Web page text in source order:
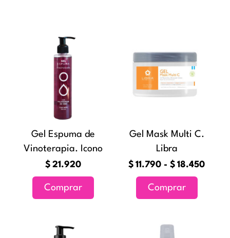
Gel Espuma de
Vinoterapia. Icono
$ 21.920
Comprar
Gel Mask Multi C.
Libra
$ 11.790 - $ 18.450
Comprar
tiene
se
elegir
en